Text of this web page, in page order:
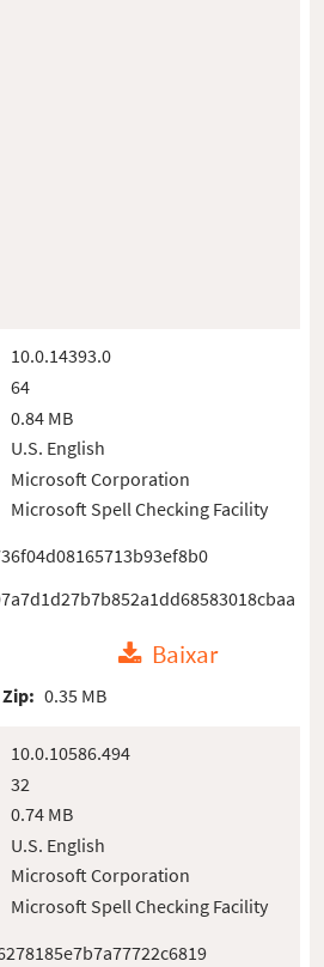
10.0.14393.0
64
0.84 MB
U.S. English
Microsoft Corporation
Microsoft Spell Checking Facility
Baixar
0.35 MB
10.0.10586.494
32
0.74 MB
U.S. English
Microsoft Corporation
Microsoft Spell Checking Facility